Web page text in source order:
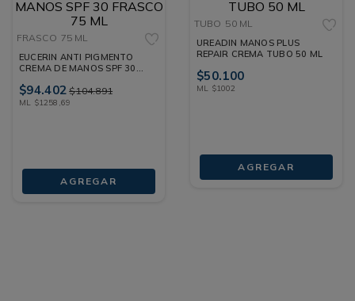
FRASCO 75 ML
EUCERIN ANTI PIGMENTO
CREMA DE MANOS SPF 30
$94.402 $104.891
ML $1258 ,69
AGREGAR
TUBO 50 ML
UREADIN MANOS PLUS
REPAIR CREMA TUBO 50 ML
$50.100
ML $1002
AGREGAR